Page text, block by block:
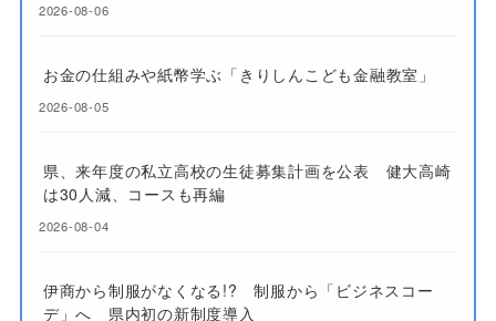
2026-08-06
お金の仕組みや紙幣学ぶ「きりしんこども金融教室」
2026-08-05
県、来年度の私立高校の生徒募集計画を公表 健大高崎
は30人減、コースも再編
2026-08-04
伊商から制服がなくなる!? 制服から「ビジネスコー
デ」へ 県内初の新制度導入